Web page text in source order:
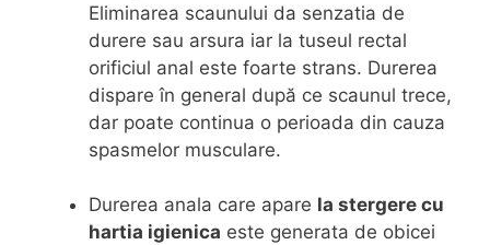
Eliminarea scaunului da senzatia de
durere sau arsura iar la tuseul rectal
orificiul anal este foarte strans. Durerea
dispare în general după ce scaunul trece,
dar poate continua o perioada din cauza
spasmelor musculare.
Durerea anala care apare la stergere cu
hartia igienica este generata de obicei